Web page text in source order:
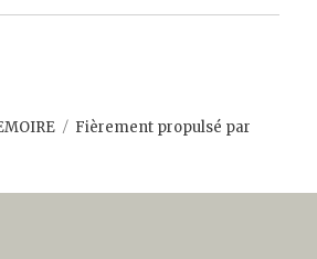
Fièrement propulsé par